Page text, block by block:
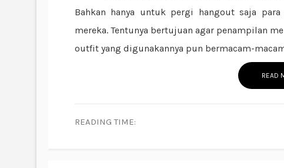
Bahkan hanya untuk pergi hangout saja
mereka. Tentunya bertujuan agar penampilan
outfit yang digunakannya pun bermacam-
READ
READING TIME: